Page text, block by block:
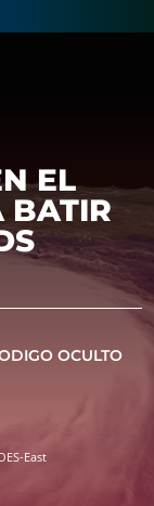
EL
BATIR
OCULTO
East